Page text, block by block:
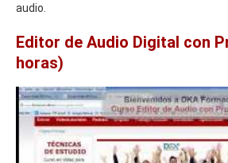
audio.
Editor de Audio Digital con
horas)